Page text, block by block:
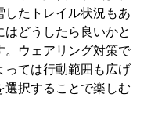
たトレイル状況もあ
どうしたら良いかと
。ウェアリング対策で
ては行動範囲も広げ
択することで楽しむ